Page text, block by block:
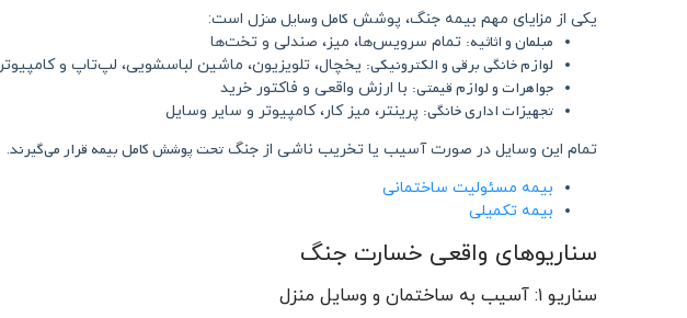
یکی از مزایای مهم بیمه جنگ، پوشش کامل وسایل منزل است:
مبلمان و اثاثیه: تمام سرویس‌ها، میز، صندلی و تخت‌ها
لوازم خانگی برقی و الکترونیکی: یخچال، تلویزیون، ماشین لباسشویی، لپ‌تاپ و کامپیوتر
جواهرات و لوازم قیمتی: با ارزش واقعی و فاکتور خرید
تجهیزات اداری خانگی: پرینتر، میز کار، کامپیوتر و سایر وسایل
تمام این وسایل در صورت آسیب یا تخریب ناشی از جنگ تحت پوشش کامل بیمه قرار می‌گیرند.
بیمه مسئولیت ساختمانی
بیمه تکمیلی
سناریوهای واقعی خسارت جنگ
سناریو ۱: آسیب به ساختمان و وسایل منزل